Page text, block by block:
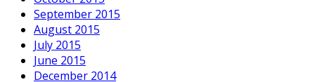
September 2015
August 2015
July 2015
June 2015
December 2014